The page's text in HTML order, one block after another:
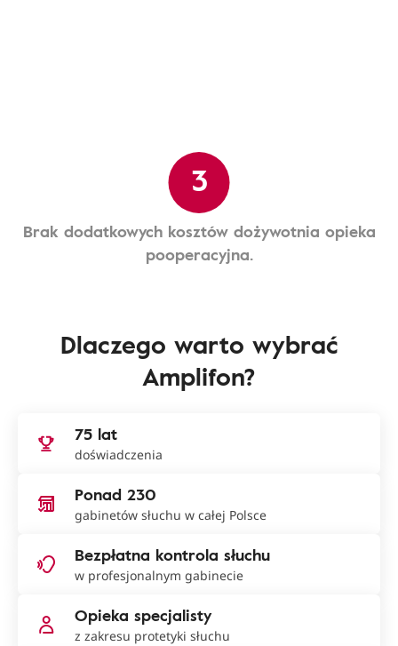
3
Brak dodatkowych kosztów dożywotnia opieka
pooperacyjna.
Dlaczego warto wybrać
Amplifon?
75 lat
doświadczenia
Ponad 230
gabinetów słuchu w całej Polsce
Bezpłatna kontrola słuchu
w profesjonalnym gabinecie
Opieka specjalisty
z zakresu protetyki słuchu